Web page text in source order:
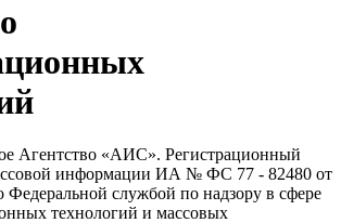
Агентство «АИС». Регистрационный
информации ИА № ФС 77 - 82480 от
Федеральной службой по надзору в сфере
технологий и массовых